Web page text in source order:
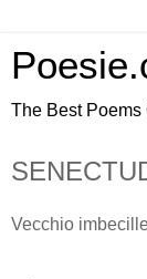
The Best Poems
Vecchio